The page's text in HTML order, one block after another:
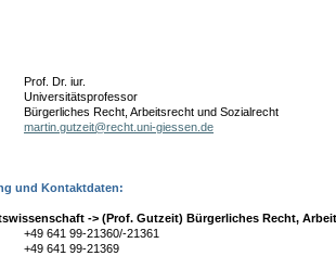
Prof. Dr. iur.
Universitätsprofessor
Bürgerliches Recht, Arbeitsrecht und Sozialrecht
ed.nesseig-inu.thcer@tieztug.nitram
und Kontaktdaten:
-> (Prof. Gutzeit) Bürgerliches Recht,
+49 641 99-21360/-21361
+49 641 99-21369